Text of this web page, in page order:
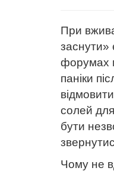
При
форумах
паніки
солей
бути
Чому не